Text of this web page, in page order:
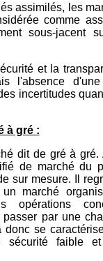
assimilés, les
comme
sous-jacent
et la
l'absence
incertitudes
à gré :
dit de gré à gré.
de marché du
sur mesure. Il
marché
opérations
par une
se
sécurité faible